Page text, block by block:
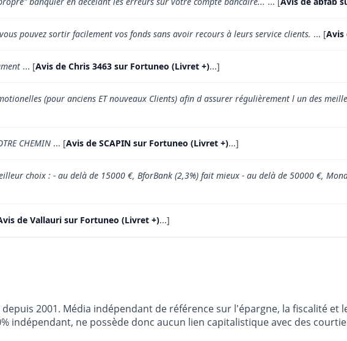
pouvez sortir facilement vos fonds sans avoir recours à leurs service clients. ... [Avis
... [Avis de Chris 3463 sur Fortuneo (Livret +)...]
(pour anciens ET nouveaux Clients) afin d assurer régulièrement l un des
CHEMIN ... [Avis de SCAPIN sur Fortuneo (Livret +)...]
choix : - au delà de 15000 €, BforBank (2,3%) fait mieux - au delà de 50000 €,
de Vallauri sur Fortuneo (Livret +)...]
2001. Média indépendant de référence sur l'épargne, la fiscalité
indépendant, ne possède donc aucun lien capitalistique avec des